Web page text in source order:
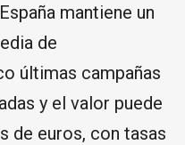
España mantiene un
de
últimas campañas
y el valor puede
de euros, con tasas